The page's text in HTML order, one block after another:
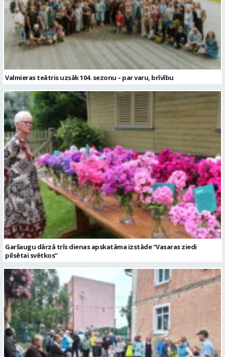
Valmieras teātris uzsāk 104. sezonu – par varu, brīvību
Garšaugu dārzā trīs dienas apskatāma izstāde “Vasaras ziedi
pilsētai svētkos”